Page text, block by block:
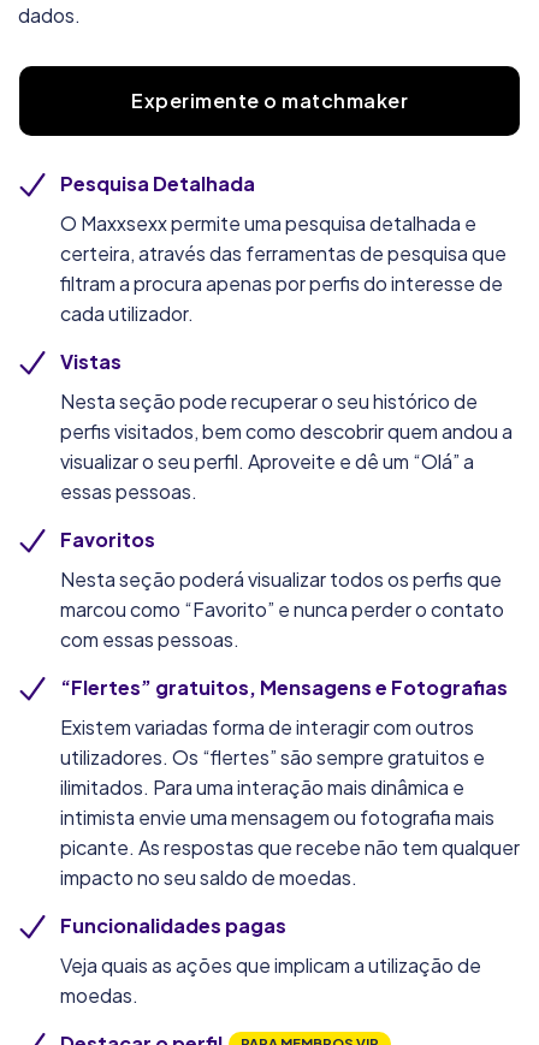
dados.
Experimente o matchmaker
Pesquisa Detalhada
O Maxxsexx permite uma pesquisa detalhada e
certeira, através das ferramentas de pesquisa que
filtram a procura apenas por perfis do interesse de
cada utilizador.
Vistas
Nesta seção pode recuperar o seu histórico de
perfis visitados, bem como descobrir quem andou a
visualizar o seu perfil. Aproveite e dê um “Olá” a
essas pessoas.
Favoritos
Nesta seção poderá visualizar todos os perfis que
marcou como “Favorito” e nunca perder o contato
com essas pessoas.
“Flertes” gratuitos, Mensagens e Fotografias
Existem variadas forma de interagir com outros
utilizadores. Os “flertes” são sempre gratuitos e
ilimitados. Para uma interação mais dinâmica e
intimista envie uma mensagem ou fotografia mais
picante. As respostas que recebe não tem qualquer
impacto no seu saldo de moedas.
Funcionalidades pagas
Veja quais as ações que implicam a utilização de
moedas.